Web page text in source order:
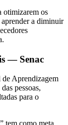
otimizarem os
aprender a diminuir
— Senac
Aprendizagem
pessoas,
para o